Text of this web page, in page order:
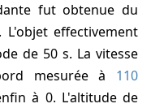
fut obtenue du
. L'objet effectivement
de 50 s. La vitesse
mesurée à 110
à 0. L'altitude de